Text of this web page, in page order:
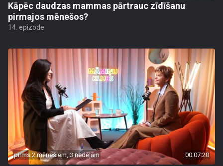
Kāpēc daudzas mammas pārtrauc zīdīšanu
pirmajos mēnešos?
14. epizode
pirms 2 mēnešiem, 3 nedēļām 00:07:20